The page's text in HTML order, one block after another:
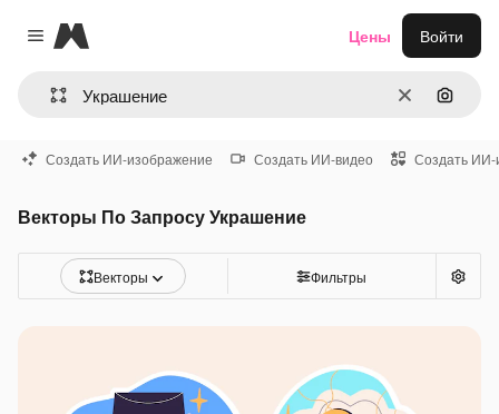
Close menu
Magnific
ОчиститьПоиск
Цены Войти
Создать ИИ-изображение Создать ИИ-видео Создать ИИ-
Векторы По Запросу Украшение
Векторы Фильтры